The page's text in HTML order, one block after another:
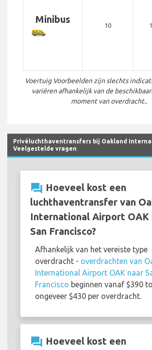
Minibus
10
Voertuig Voorbeelden zijn slechts
variëren afhankelijk van de
moment van overdracht..
Privéluchthaventransfers bij Oakland
Veelgestelde vragen
question_answer Hoeveel kost een
luchthaventransfer van
International Airport OAK
San Francisco?
Afhankelijk van het vereiste type
overdracht - overdrachten van
International Airport OAK naar
Francisco beginnen vanaf $390
ongeveer $430 per overdracht.
question_answer Hoeveel kost een